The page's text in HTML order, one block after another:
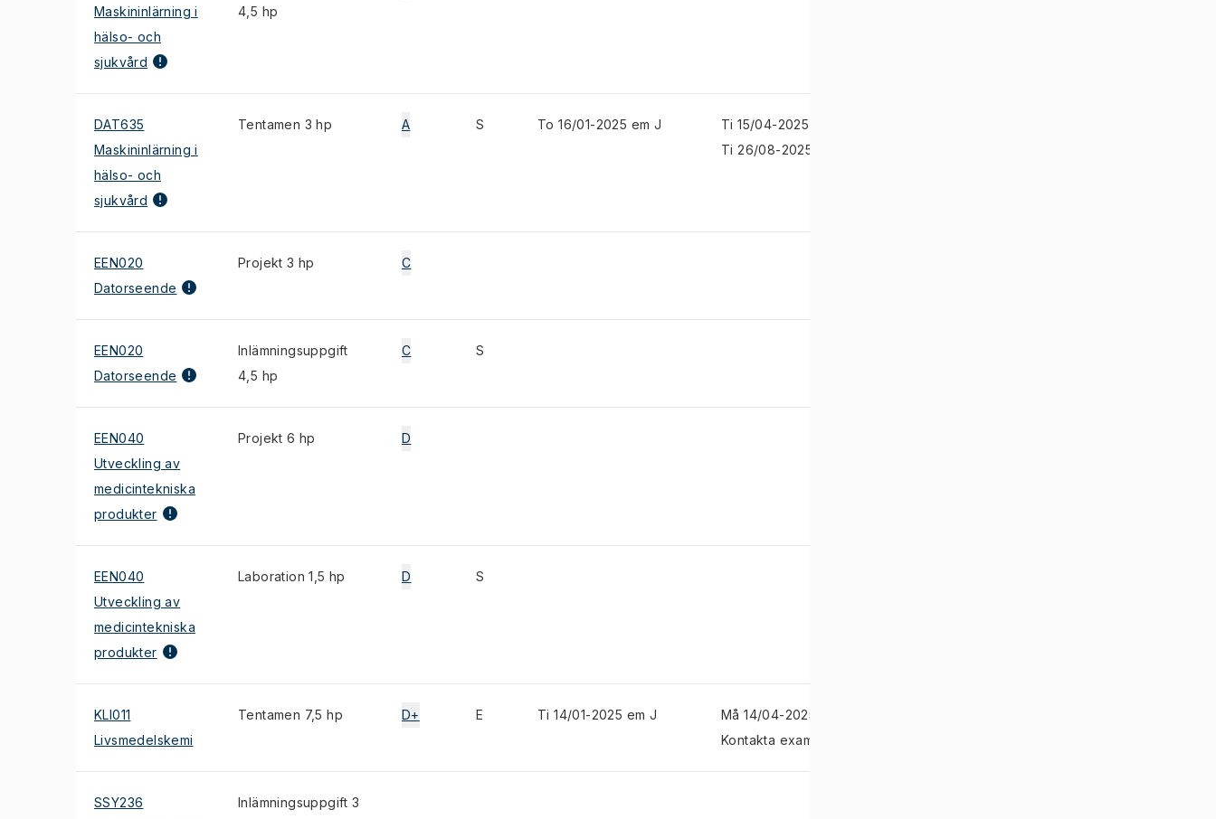
Maskininlärning i
hälso- och
sjukvård
4,5 hp
DAT635
Maskininlärning i
hälso- och
sjukvård
Tentamen 3 hp A S To 16/01-2025 em J
Ti 15/04-2025 fm J
Ti 26/08-2025 fm J
EEN020
Datorseende
Projekt 3 hp C
EEN020
Datorseende
Inlämningsuppgift
4,5 hp
C S
EEN040
Utveckling av
medicintekniska
produkter
Projekt 6 hp D
EEN040
Utveckling av
medicintekniska
produkter
Laboration 1,5 hp D S
KLI011
Livsmedelskemi
Tentamen 7,5 hp D+ E Ti 14/01-2025 em J
Må 14/04-2025 em J
Kontakta examinator
SSY236
Inlämningsuppgift 3